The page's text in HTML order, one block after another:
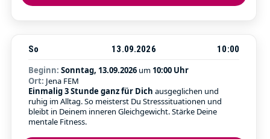
So 13.09.2026
10:00
Beginn: Sonntag, 13.09.2026 um 10:00 Uhr
Ort: Jena FEM
Einmalig 3 Stunde ganz für Dich ausgeglichen und
ruhig im Alltag. So meisterst Du Stresssituationen und
bleibt in Deinem inneren Gleichgewicht. Stärke Deine
mentale Fitness.